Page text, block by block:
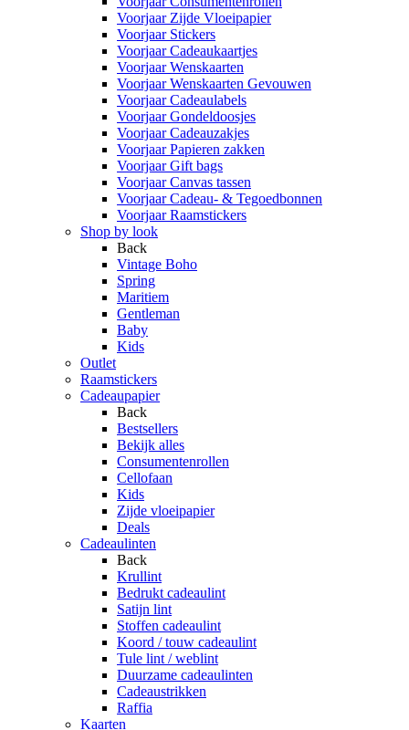
Voorjaar Zijde Vloeipapier
Voorjaar Stickers
Voorjaar Cadeaukaartjes
Voorjaar Wenskaarten
Voorjaar Wenskaarten Gevouwen
Voorjaar Cadeaulabels
Voorjaar Gondeldoosjes
Voorjaar Cadeauzakjes
Voorjaar Papieren zakken
Voorjaar Gift bags
Voorjaar Canvas tassen
Voorjaar Cadeau- & Tegoedbonnen
Voorjaar Raamstickers
Shop by look
Back
Vintage Boho
Spring
Maritiem
Gentleman
Baby
Kids
Outlet
Raamstickers
Cadeaupapier
Back
Bestsellers
Bekijk alles
Consumentenrollen
Cellofaan
Kids
Zijde vloeipapier
Deals
Cadeaulinten
Back
Krullint
Bedrukt cadeaulint
Satijn lint
Stoffen cadeaulint
Koord / touw cadeaulint
Tule lint / weblint
Duurzame cadeaulinten
Cadeaustrikken
Raffia
Kaarten